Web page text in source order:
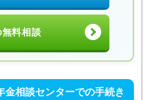
料相談
金相談センターでの手続き